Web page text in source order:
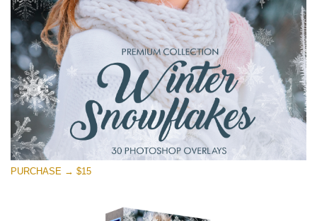
Large 6000*4000px
Free download
PURCHASE → $15